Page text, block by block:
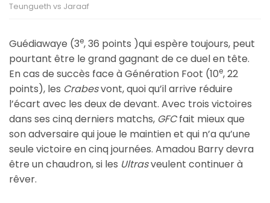
Teungueth vs Jaraaf
Guédiawaye (3e, 36 points )qui espère toujours, peut
pourtant être le grand gagnant de ce duel en tête.
En cas de succès face à Génération Foot (10e, 22
points), les Crabesvont, quoi qu’il arrive réduire
l’écart avec les deux de devant. Avec trois victoires
dans ses cinq derniers matchs, GFCfait mieux que
son adversaire qui joue le maintien et qui n’a qu’une
seule victoire en cinq journées. Amadou Barry devra
être un chaudron, si les Ultrasveulent continuer à
rêver.